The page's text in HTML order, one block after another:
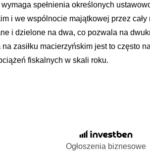
spełnienia określonych
i we wspólnocie majątkowej przez
i dzielone na dwa, co pozwala na
zasiłku macierzyńskim jest to często
fiskalnych w skali roku.
Ogłoszenia biznesowe